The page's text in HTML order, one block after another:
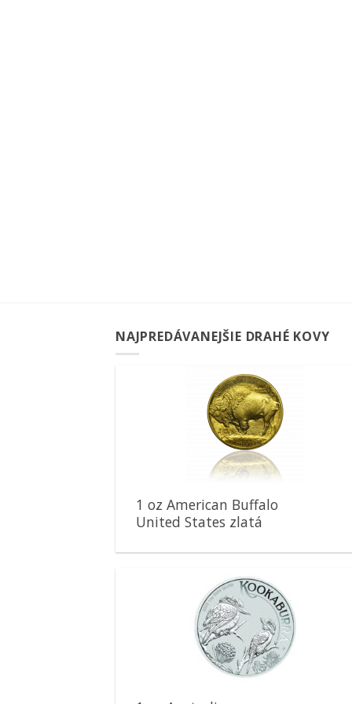
NAJPREDÁVANEJŠIE DRAHÉ KOVY
Pridať k
obľúbeným
1 oz American Buffalo
United States zlatá
Pridať k
obľúbeným